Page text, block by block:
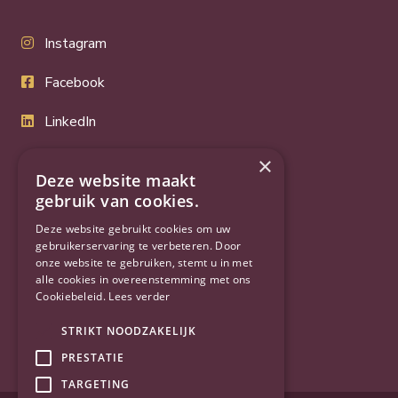
Instagram
Facebook
LinkedIn
YouTube
×
Deze website maakt
gebruik van cookies.
Deze website gebruikt cookies om uw
gebruikerservaring te verbeteren. Door
onze website te gebruiken, stemt u in met
alle cookies in overeenstemming met ons
Cookiebeleid. Lees verder
STRIKT NOODZAKELIJK
PRESTATIE
TARGETING